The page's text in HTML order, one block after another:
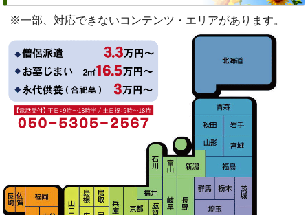
※一部、対応できないコンテンツ・エリアがあります。